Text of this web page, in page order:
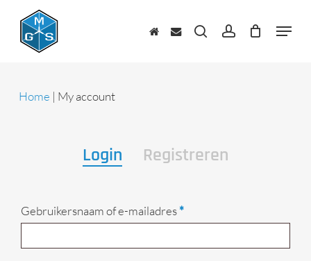
content
zoekenaccount Menu
Home | My account
Login Registreren
Gebruikersnaam of e-mailadres*Vereist